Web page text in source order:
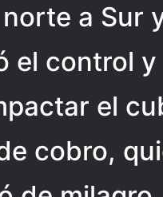
a Sur
el control
el
cobro,